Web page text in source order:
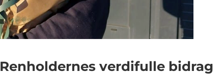
Renholdernes verdifulle bidrag